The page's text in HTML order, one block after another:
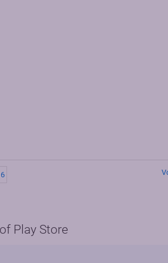
Play Store